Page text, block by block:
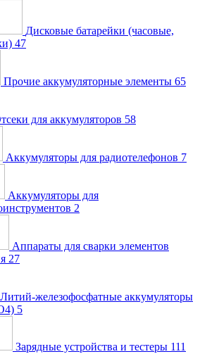
Дисковые батарейки (часовые,
47
Прочие аккумуляторные элементы 65
для аккумуляторов 58
Аккумуляторы для радиотелефонов 7
Аккумуляторы для
2
Аппараты для сварки элементов
27
Литий-железофосфатные аккумуляторы
5
Зарядные устройства и тестеры 111